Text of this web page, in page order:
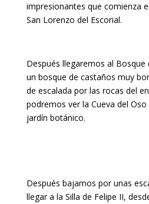
impresionantes que comienza
San Lorenzo del Escorial.
Después llegaremos al Bosque
un bosque de castaños muy
de escalada por las rocas del
podremos ver la Cueva del
jardín botánico.
Después bajamos por unas
llegar a la Silla de Felipe II,